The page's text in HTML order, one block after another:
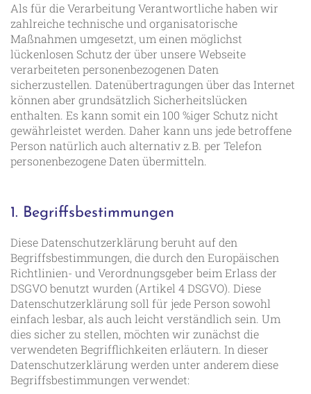
Als für die Verarbeitung Verantwortliche haben wir
zahlreiche technische und organisatorische
Maßnahmen umgesetzt, um einen möglichst
lückenlosen Schutz der über unsere Webseite
verarbeiteten personenbezogenen Daten
sicherzustellen. Datenübertragungen über das Internet
können aber grundsätzlich Sicherheitslücken
enthalten. Es kann somit ein 100 %iger Schutz nicht
gewährleistet werden. Daher kann uns jede betroffene
Person natürlich auch alternativ z.B. per Telefon
personenbezogene Daten übermitteln.
1. Begriffsbestimmungen
Diese Datenschutzerklärung beruht auf den
Begriffsbestimmungen, die durch den Europäischen
Richtlinien- und Verordnungsgeber beim Erlass der
DSGVO benutzt wurden (Artikel 4 DSGVO). Diese
Datenschutzerklärung soll für jede Person sowohl
einfach lesbar, als auch leicht verständlich sein. Um
dies sicher zu stellen, möchten wir zunächst die
verwendeten Begrifflichkeiten erläutern. In dieser
Datenschutzerklärung werden unter anderem diese
Begriffsbestimmungen verwendet: